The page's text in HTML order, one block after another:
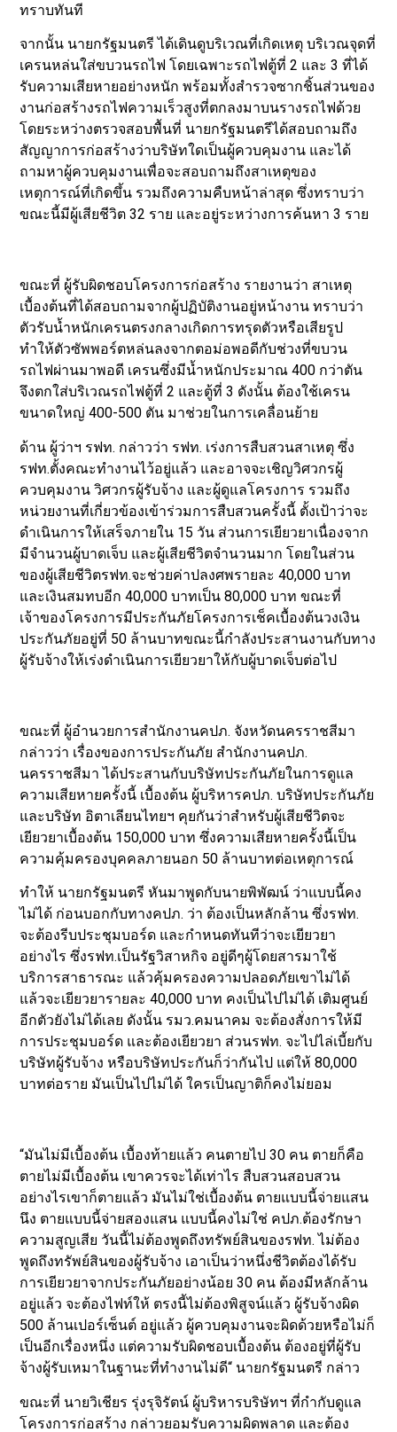
ทราบทันที
จากนั้น นายกรัฐมนตรี ได้เดินดูบริเวณที่เกิดเหตุ บริเวณจุดที่
เครนหล่นใส่ขบวนรถไฟ โดยเฉพาะรถไฟตู้ที่ 2 และ 3 ที่ได้
รับความเสียหายอย่างหนัก พร้อมทั้งสำรวจซากชิ้นส่วนของ
งานก่อสร้างรถไฟความเร็วสูงที่ตกลงมาบนรางรถไฟด้วย
โดยระหว่างตรวจสอบพื้นที่ นายกรัฐมนตรีได้สอบถามถึง
สัญญาการก่อสร้างว่าบริษัทใดเป็นผู้ควบคุมงาน และได้
ถามหาผู้ควบคุมงานเพื่อจะสอบถามถึงสาเหตุของ
เหตุการณ์ที่เกิดขึ้น รวมถึงความคืบหน้าล่าสุด ซึ่งทราบว่า
ขณะนี้มีผู้เสียชีวิต 32 ราย และอยู่ระหว่างการค้นหา 3 ราย
ขณะที่ ผู้รับผิดชอบโครงการก่อสร้าง รายงานว่า สาเหตุ
เบื้องต้นที่ได้สอบถามจากผู้ปฏิบัติงานอยู่หน้างาน ทราบว่า
ตัวรับน้ำหนักเครนตรงกลางเกิดการทรุดตัวหรือเสียรูป
ทำให้ตัวซัพพอร์ตหล่นลงจากตอม่อพอดีกับช่วงที่ขบวน
รถไฟผ่านมาพอดี เครนซึ่งมีน้ำหนักประมาณ 400 กว่าตัน
จึงตกใส่บริเวณรถไฟตู้ที่ 2 และตู้ที่ 3 ดังนั้น ต้องใช้เครน
ขนาดใหญ่ 400-500 ตัน มาช่วยในการเคลื่อนย้าย
ด้าน ผู้ว่าฯ รฟท. กล่าวว่า รฟท. เร่งการสืบสวนสาเหตุ ซึ่ง
รฟท.ตั้งคณะทำงานไว้อยู่แล้ว และอาจจะเชิญวิศวกรผู้
ควบคุมงาน วิศวกรผู้รับจ้าง และผู้ดูแลโครงการ รวมถึง
หน่วยงานที่เกี่ยวข้องเข้าร่วมการสืบสวนครั้งนี้ ตั้งเป้าว่าจะ
ดำเนินการให้เสร็จภายใน 15 วัน ส่วนการเยียวยาเนื่องจาก
มีจำนวนผู้บาดเจ็บ และผู้เสียชีวิตจำนวนมาก โดยในส่วน
ของผู้เสียชีวิตรฟท.จะช่วยค่าปลงศพรายละ 40,000 บาท
และเงินสมทบอีก 40,000 บาทเป็น 80,000 บาท ขณะที่
เจ้าของโครงการมีประกันภัยโครงการเช็คเบื้องต้นวงเงิน
ประกันภัยอยู่ที่ 50 ล้านบาทขณะนี้กำลังประสานงานกับทาง
ผู้รับจ้างให้เร่งดำเนินการเยียวยาให้กับผู้บาดเจ็บต่อไป
ขณะที่ ผู้อำนวยการสำนักงานคปภ. จังหวัดนครราชสีมา
กล่าวว่า เรื่องของการประกันภัย สำนักงานคปภ.
นครราชสีมา ได้ประสานกับบริษัทประกันภัยในการดูแล
ความเสียหายครั้งนี้ เบื้องต้น ผู้บริหารคปภ. บริษัทประกันภัย
และบริษัท อิตาเลียนไทยฯ คุยกันว่าสำหรับผู้เสียชีวิตจะ
เยียวยาเบื้องต้น 150,000 บาท ซึ่งความเสียหายครั้งนี้เป็น
ความคุ้มครองบุคคลภายนอก 50 ล้านบาทต่อเหตุการณ์
ทำให้ นายกรัฐมนตรี หันมาพูดกับนายพิพัฒน์ ว่าแบบนี้คง
ไม่ได้ ก่อนบอกกับทางคปภ. ว่า ต้องเป็นหลักล้าน ซึ่งรฟท.
จะต้องรีบประชุมบอร์ด และกำหนดทันทีว่าจะเยียวยา
อย่างไร ซึ่งรฟท.เป็นรัฐวิสาหกิจ อยู่ดีๆผู้โดยสารมาใช้
บริการสาธารณะ แล้วคุ้มครองความปลอดภัยเขาไม่ได้
แล้วจะเยียวยารายละ 40,000 บาท คงเป็นไปไม่ได้ เติมศูนย์
อีกตัวยังไม่ได้เลย ดังนั้น รมว.คมนาคม จะต้องสั่งการให้มี
การประชุมบอร์ด และต้องเยียวยา ส่วนรฟท. จะไปไล่เบี้ยกับ
บริษัทผู้รับจ้าง หรือบริษัทประกันก็ว่ากันไป แต่ให้ 80,000
บาทต่อราย มันเป็นไปไม่ได้ ใครเป็นญาติก็คงไม่ยอม
“มันไม่มีเบื้องต้น เบื้องท้ายแล้ว คนตายไป 30 คน ตายก็คือ
ตายไม่มีเบื้องต้น เขาควรจะได้เท่าไร สืบสวนสอบสวน
อย่างไรเขาก็ตายแล้ว มันไม่ใช่เบื้องต้น ตายแบบนี้จ่ายแสน
นึง ตายแบบนี้จ่ายสองแสน แบบนี้คงไม่ใช่ คปภ.ต้องรักษา
ความสูญเสีย วันนี้ไม่ต้องพูดถึงทรัพย์สินของรฟท. ไม่ต้อง
พูดถึงทรัพย์สินของผู้รับจ้าง เอาเป็นว่าหนึ่งชีวิตต้องได้รับ
การเยียวยาจากประกันภัยอย่างน้อย 30 คน ต้องมีหลักล้าน
อยู่แล้ว จะต้องไฟท์ให้ ตรงนี้ไม่ต้องพิสูจน์แล้ว ผู้รับจ้างผิด
500 ล้านเปอร์เซ็นต์ อยู่แล้ว ผู้ควบคุมงานจะผิดด้วยหรือไม่ก็
เป็นอีกเรื่องหนึ่ง แต่ความรับผิดชอบเบื้องต้น ต้องอยู่ที่ผู้รับ
จ้างผู้รับเหมาในฐานะที่ทำงานไม่ดี“ นายกรัฐมนตรี กล่าว
ขณะที่ นายวิเชียร รุ่งรุจิรัตน์ ผู้บริหารบริษัทฯ ที่กำกับดูแล
โครงการก่อสร้าง กล่าวยอมรับความผิดพลาด และต้อง